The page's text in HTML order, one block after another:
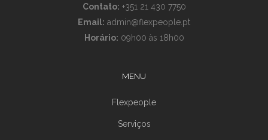
Contato: +351 21 430 7750
Email: admin@flexpeople.pt
Horário: 09h00 às 18h00
MENU
Flexpeople
Serviços